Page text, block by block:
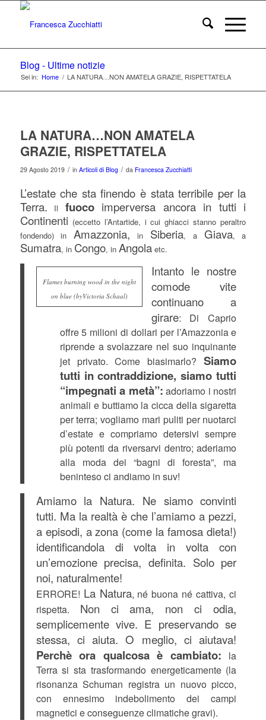
Blog - Ultime notizie
Sei in: Home / LA NATURA…NON AMATELA GRAZIE, RISPETTATELA
LA NATURA…NON AMATELA
GRAZIE, RISPETTATELA
29 Agosto 2019 / in Articoli di Blog / da Francesca Zucchiatti
L’estate che sta finendo è stata terribile per la
Terra. Ilfuoco imperversa ancora in tutti i
Continenti (eccetto l’Antartide, i cui ghiacci stanno peraltro
fondendo) inAmazzonia, in Siberia, a Giava, a
Sumatra, in Congo, in Angolaetc.
Flames burning wood in the night
on blue (byVictoria Schaal)
Intanto le nostre
comode vite
continuano a
girare: Di Caprio
offre 5 milioni di dollari per l’Amazzonia e
riprende a svolazzare nel suo inquinante
jet privato. Come biasimarlo?Siamo
tutti in contraddizione, siamo tutti
“impegnati a metà”: adoriamo i nostri
animali e buttiamo la cicca della sigaretta
per terra; vogliamo mari puliti per nuotarci
d’estate e compriamo detersivi sempre
più potenti da riversarvi dentro; aderiamo
alla moda dei “bagni di foresta”, ma
beninteso ci andiamo in suv!
Amiamo la Natura. Ne siamo convinti
tutti. Ma la realtà è che l’amiamo a pezzi,
a episodi, a zona (come la famosa dieta!)
identificandola di volta in volta con
un’emozione precisa, definita. Solo per
noi, naturalmente!
ERRORE! La Natura, né buona né cattiva, ci
rispetta. Non ci ama, non ci odia,
semplicemente vive. E preservando se
stessa, ci aiuta. O meglio, ci aiutava!
Perchè ora qualcosa è cambiato:
la
Terra si sta trasformando energeticamente (la
risonanza Schuman registra un nuovo picco,
con ennesimo indebolimento dei campi
magnetici e conseguenze climatiche gravi).